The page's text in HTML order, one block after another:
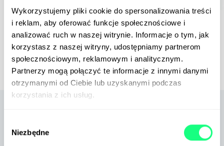
Wykorzystujemy pliki cookie do spersonalizowania treści
i reklam, aby oferować funkcje społecznościowe i
analizować ruch w naszej witrynie. Informacje o tym, jak
korzystasz z naszej witryny, udostępniamy partnerom
społecznościowym, reklamowym i analitycznym.
Partnerzy mogą połączyć te informacje z innymi danymi
otrzymanymi od Ciebie lub uzyskanymi podczas
korzystania z ich usług.
zgody
Niezbędne